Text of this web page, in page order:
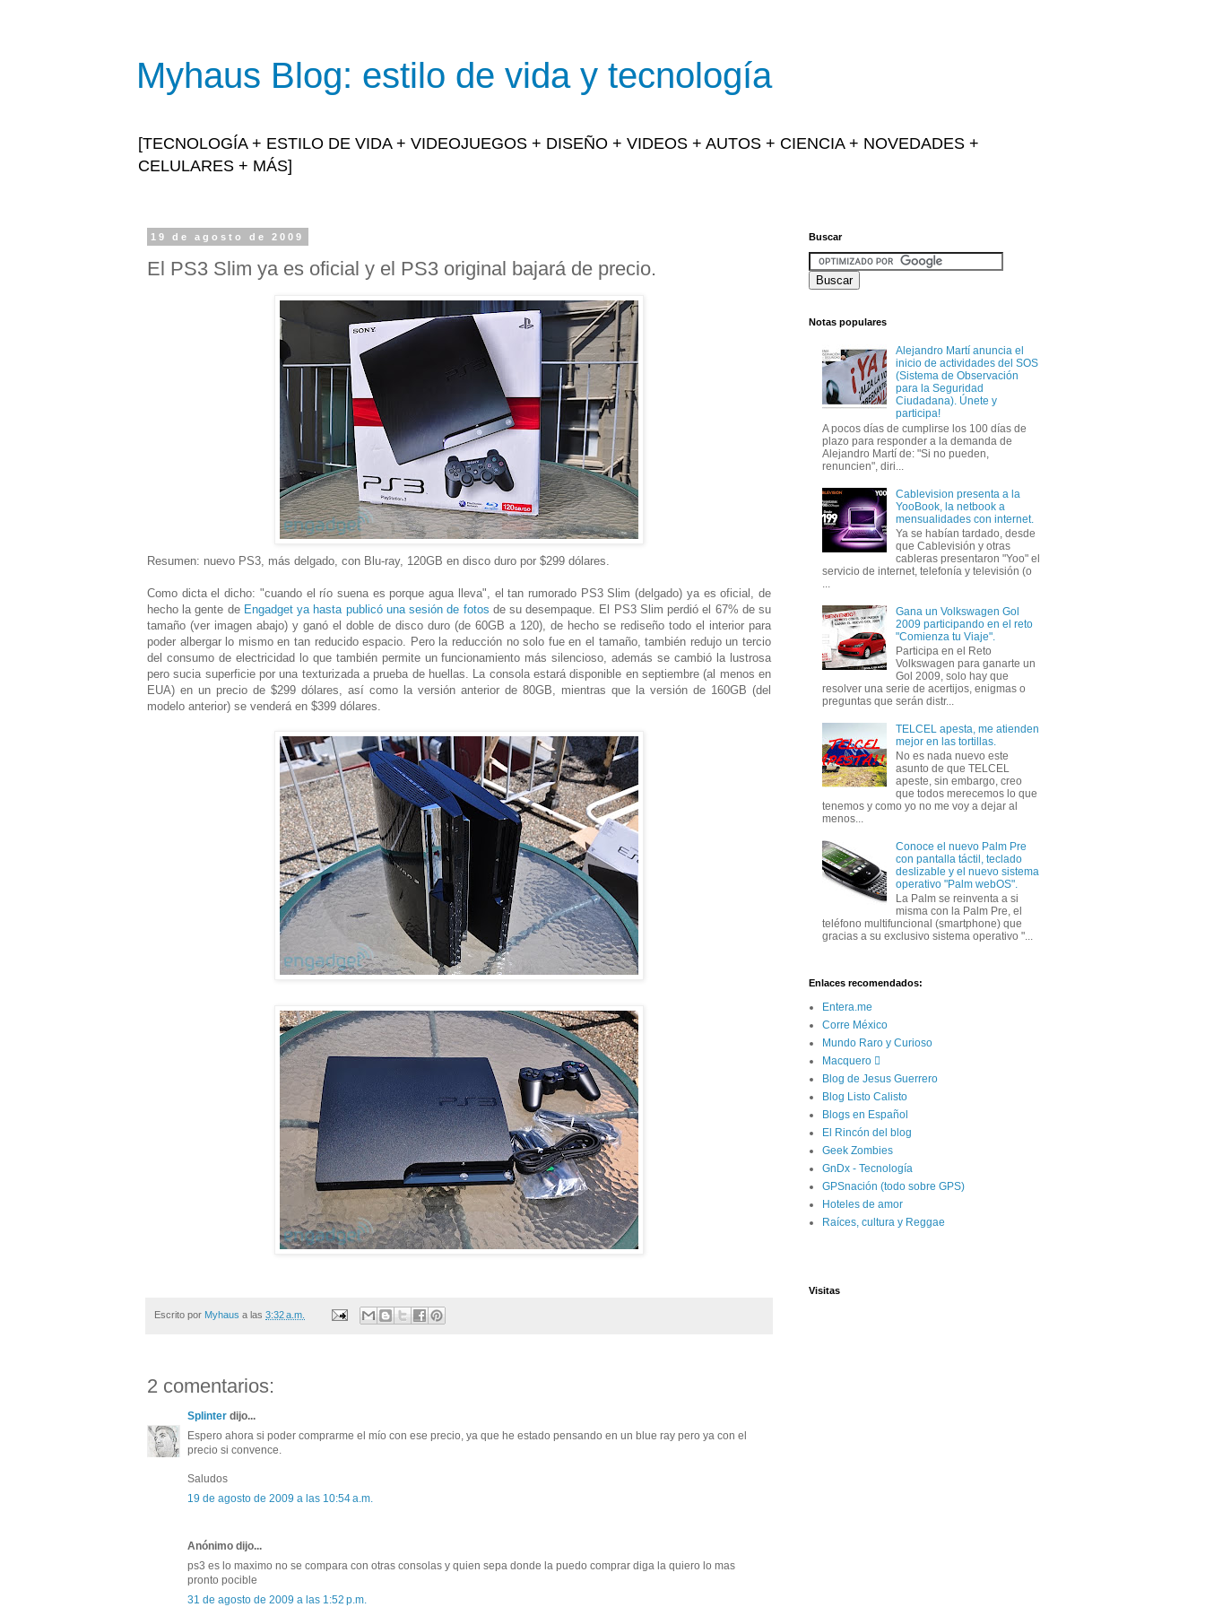
Myhaus Blog: estilo de vida y tecnología
[TECNOLOGÍA + ESTILO DE VIDA + VIDEOJUEGOS + DISEÑO + VIDEOS + AUTOS + CIENCIA + NOVEDADES +
CELULARES + MÁS]
19 de agosto de 2009
El PS3 Slim ya es oficial y el PS3 original bajará de precio.
Resumen: nuevo PS3, más delgado, con Blu-ray, 120GB en disco duro por $299 dólares.
Como dicta el dicho: "cuando el río suena es porque agua lleva", el tan rumorado PS3 Slim (delgado) ya es oficial, de
hecho la gente de Engadget ya hasta publicó una sesión de fotos de su desempaque. El PS3 Slim perdió el 67% de su
tamaño (ver imagen abajo) y ganó el doble de disco duro (de 60GB a 120), de hecho se rediseño todo el interior para
poder albergar lo mismo en tan reducido espacio. Pero la reducción no solo fue en el tamaño, también redujo un tercio
del consumo de electricidad lo que también permite un funcionamiento más silencioso, además se cambió la lustrosa
pero sucia superficie por una texturizada a prueba de huellas. La consola estará disponible en septiembre (al menos en
EUA) en un precio de $299 dólares, así como la versión anterior de 80GB, mientras que la versión de 160GB (del
modelo anterior) se venderá en $399 dólares.
Escrito por Myhaus a las 3:32 a.m.
2 comentarios:
Splinter dijo...
Espero ahora si poder comprarme el mío con ese precio, ya que he estado pensando en un blue ray pero ya con el
precio si convence.
Saludos
19 de agosto de 2009 a las 10:54 a.m.
Anónimo dijo...
ps3 es lo maximo no se compara con otras consolas y quien sepa donde la puedo comprar diga la quiero lo mas
pronto pocible
31 de agosto de 2009 a las 1:52 p.m.
Buscar
Notas populares
Alejandro Martí anuncia el
inicio de actividades del SOS
(Sistema de Observación
para la Seguridad
Ciudadana). Únete y
participa!
A pocos días de cumplirse los 100 días de
plazo para responder a la demanda de
Alejandro Martí de: "Si no pueden,
renuncien", diri...
Cablevision presenta a la
YooBook, la netbook a
mensualidades con internet.
Ya se habían tardado, desde
que Cablevisión y otras
cableras presentaron "Yoo" el
servicio de internet, telefonía y televisión (o
...
Gana un Volkswagen Gol
2009 participando en el reto
"Comienza tu Viaje".
Participa en el Reto
Volkswagen para ganarte un
Gol 2009, solo hay que
resolver una serie de acertijos, enigmas o
preguntas que serán distr...
TELCEL apesta, me atienden
mejor en las tortillas.
No es nada nuevo este
asunto de que TELCEL
apeste, sin embargo, creo
que todos merecemos lo que
tenemos y como yo no me voy a dejar al
menos...
Conoce el nuevo Palm Pre
con pantalla táctil, teclado
deslizable y el nuevo sistema
operativo "Palm webOS".
La Palm se reinventa a si
misma con la Palm Pre, el
teléfono multifuncional (smartphone) que
gracias a su exclusivo sistema operativo "...
Enlaces recomendados:
Entera.me
Corre México
Mundo Raro y Curioso
Macquero 
Blog de Jesus Guerrero
Blog Listo Calisto
Blogs en Español
El Rincón del blog
Geek Zombies
GnDx - Tecnología
GPSnación (todo sobre GPS)
Hoteles de amor
Raíces, cultura y Reggae
Visitas